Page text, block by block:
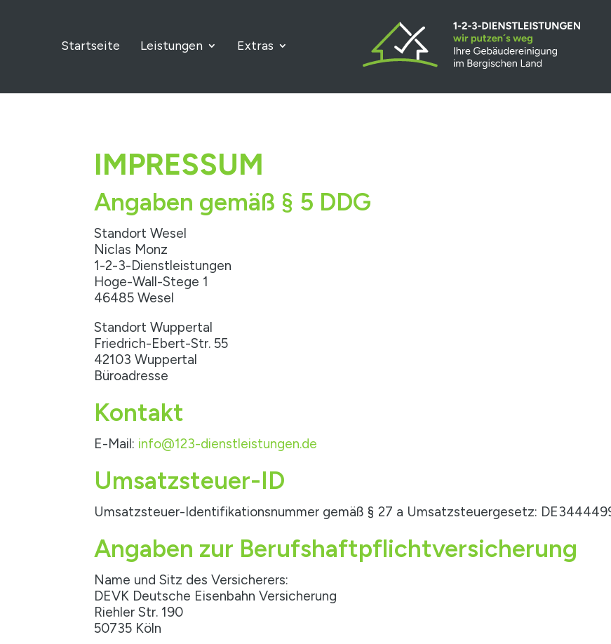
Startseite Leistungen Extras
IMPRESSUM
Angaben gemäß § 5 DDG
Standort Wesel
Niclas Monz
1-2-3-Dienstleistungen
Hoge-Wall-Stege 1
46485 Wesel
Standort Wuppertal
Friedrich-Ebert-Str. 55
42103 Wuppertal
Büroadresse
Kontakt
E-Mail: info@123-dienstleistungen.de
Umsatzsteuer-ID
Umsatzsteuer-Identifikationsnummer gemäß § 27 a Umsatzsteuergesetz:
Angaben zur Berufs­haftpflicht­versicherung
Name und Sitz des Versicherers:
DEVK Deutsche Eisenbahn Versicherung
Riehler Str. 190
50735 Köln